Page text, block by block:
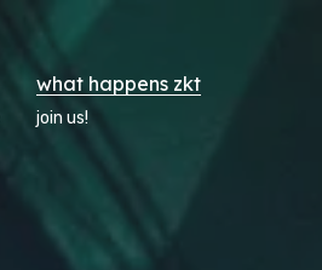
what happens zkt
join us!